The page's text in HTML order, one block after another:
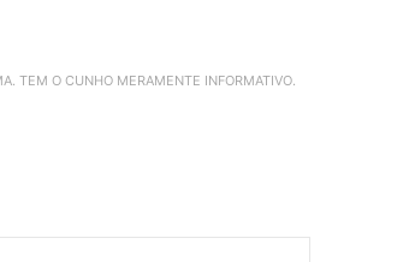
TEM O CUNHO MERAMENTE INFORMATIVO.